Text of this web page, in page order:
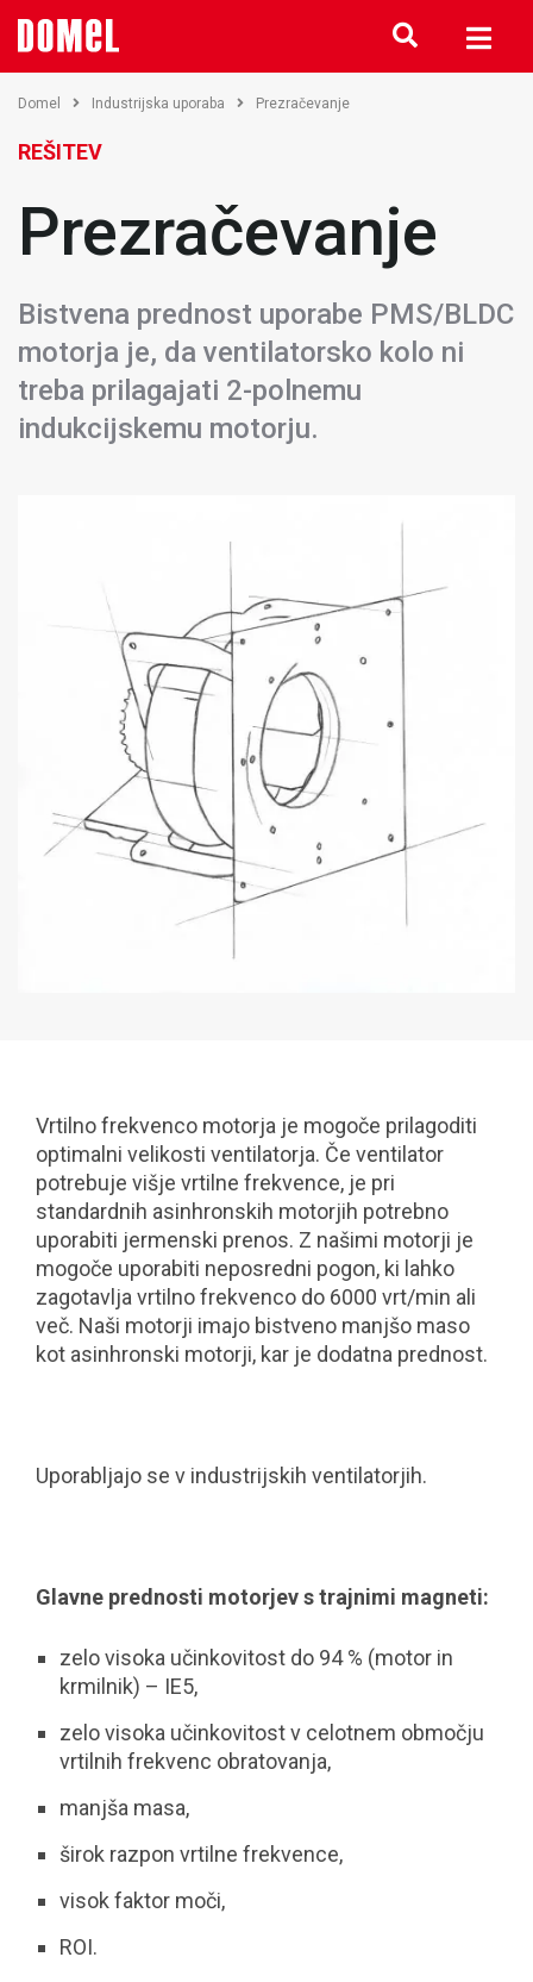
Domel Industrijska uporaba Prezračevanje
REŠITEV
Prezračevanje
Bistvena prednost uporabe PMS/BLDC
motorja je, da ventilatorsko kolo ni
treba prilagajati 2-polnemu
indukcijskemu motorju.
Vrtilno frekvenco motorja je mogoče prilagoditi
optimalni velikosti ventilatorja. Če ventilator
potrebuje višje vrtilne frekvence, je pri
standardnih asinhronskih motorjih potrebno
uporabiti jermenski prenos. Z našimi motorji je
mogoče uporabiti neposredni pogon, ki lahko
zagotavlja vrtilno frekvenco do 6000 vrt/min ali
več. Naši motorji imajo bistveno manjšo maso
kot asinhronski motorji, kar je dodatna prednost.
Uporabljajo se v industrijskih ventilatorjih.
Glavne prednosti motorjev s trajnimi magneti:
zelo visoka učinkovitost do 94 % (motor in
krmilnik) – IE5,
zelo visoka učinkovitost v celotnem območju
vrtilnih frekvenc obratovanja,
manjša masa,
širok razpon vrtilne frekvence,
visok faktor moči,
ROI.